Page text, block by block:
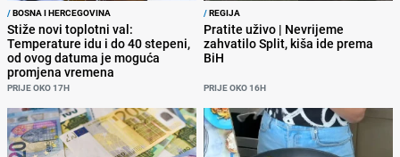
/BOSNA I HERCEGOVINA
Stiže novi toplotni val:
Temperature idu i do 40 stepeni,
od ovog datuma je moguća
promjena vremena
PRIJE OKO 17H
/REGIJA
Pratite uživo | Nevrijeme
zahvatilo Split, kiša ide prema
BiH
PRIJE OKO 16H